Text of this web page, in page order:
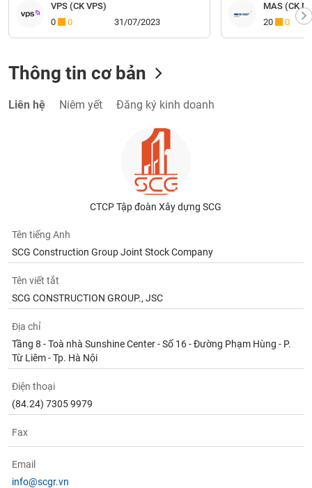
VPS (CK VPS)
0
0 31/07/2023
MAS (CK
20
0
Thông tin cơ bản
Liên hệ Niêm yết Đăng ký kinh doanh
CTCP Tập đoàn Xây dựng SCG
Tên tiếng Anh
SCG Construction Group Joint Stock Company
Tên viết tắt
SCG CONSTRUCTION GROUP., JSC
Địa chỉ
Tầng 8 - Toà nhà Sunshine Center - Số 16 - Đường Phạm Hùng - P.
Từ Liêm - Tp. Hà Nội
Điện thoại
(84.24) 7305 9979
Fax
Email
info@scgr.vn